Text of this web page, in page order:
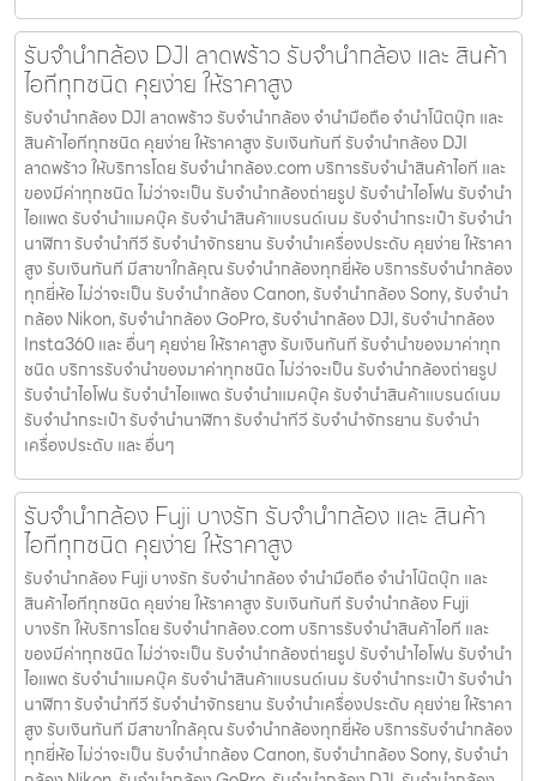
รับจำนำกล้อง DJI ลาดพร้าว รับจํานํากล้อง และ สินค้า
ไอทีทุกชนิด คุยง่าย ให้ราคาสูง
รับจำนำกล้อง DJI ลาดพร้าว รับจํานํากล้อง จำนำมือถือ จำนำโน๊ตบุ๊ก และ
สินค้าไอทีทุกชนิด คุยง่าย ให้ราคาสูง รับเงินทันที รับจำนำกล้อง DJI
ลาดพร้าว ให้บริการโดย รับจํานํากล้อง.com บริการรับจํานําสินค้าไอที และ
ของมีค่าทุกชนิด ไม่ว่าจะเป็น รับจํานํากล้องถ่ายรูป รับจํานําไอโฟน รับจํานํา
ไอแพด รับจํานําแมคบุ๊ค รับจํานําสินค้าแบรนด์เนม รับจํานํากระเป๋า รับจํานํา
นาฬิกา รับจํานําทีวี รับจํานําจักรยาน รับจํานําเครื่องประดับ คุยง่าย ให้ราคา
สูง รับเงินทันที มีสาขาใกล้คุณ รับจำนำกล้องทุกยี่ห้อ บริการรับจำนำกล้อง
ทุกยี่ห้อ ไม่ว่าจะเป็น รับจำนำกล้อง Canon, รับจำนำกล้อง Sony, รับจำนำ
กล้อง Nikon, รับจำนำกล้อง GoPro, รับจำนำกล้อง DJI, รับจำนำกล้อง
Insta360 และ อื่นๆ คุยง่าย ให้ราคาสูง รับเงินทันที รับจำนำของมาค่าทุก
ชนิด บริการรับจำนำของมาค่าทุกชนิด ไม่ว่าจะเป็น รับจํานํากล้องถ่ายรูป
รับจํานําไอโฟน รับจํานําไอแพด รับจํานําแมคบุ๊ค รับจํานําสินค้าแบรนด์เนม
รับจํานํากระเป๋า รับจํานํานาฬิกา รับจํานําทีวี รับจํานําจักรยาน รับจํานํา
เครื่องประดับ และ อื่นๆ
รับจำนำกล้อง Fuji บางรัก รับจํานํากล้อง และ สินค้า
ไอทีทุกชนิด คุยง่าย ให้ราคาสูง
รับจำนำกล้อง Fuji บางรัก รับจํานํากล้อง จำนำมือถือ จำนำโน๊ตบุ๊ก และ
สินค้าไอทีทุกชนิด คุยง่าย ให้ราคาสูง รับเงินทันที รับจำนำกล้อง Fuji
บางรัก ให้บริการโดย รับจํานํากล้อง.com บริการรับจํานําสินค้าไอที และ
ของมีค่าทุกชนิด ไม่ว่าจะเป็น รับจํานํากล้องถ่ายรูป รับจํานําไอโฟน รับจํานํา
ไอแพด รับจํานําแมคบุ๊ค รับจํานําสินค้าแบรนด์เนม รับจํานํากระเป๋า รับจํานํา
นาฬิกา รับจํานําทีวี รับจํานําจักรยาน รับจํานําเครื่องประดับ คุยง่าย ให้ราคา
สูง รับเงินทันที มีสาขาใกล้คุณ รับจำนำกล้องทุกยี่ห้อ บริการรับจำนำกล้อง
ทุกยี่ห้อ ไม่ว่าจะเป็น รับจำนำกล้อง Canon, รับจำนำกล้อง Sony, รับจำนำ